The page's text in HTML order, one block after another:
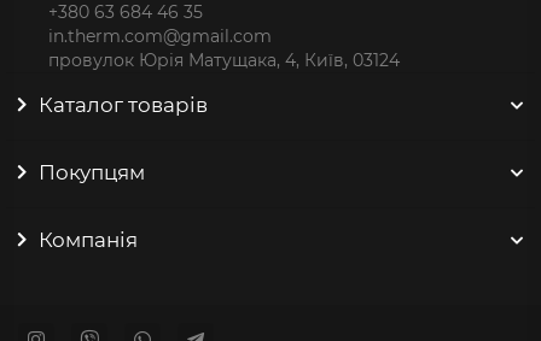
+380 63 684 46 35
in.therm.com@gmail.com
провулок Юрія Матущака, 4, Київ, 03124
Каталог товарів
Покупцям
Компанія